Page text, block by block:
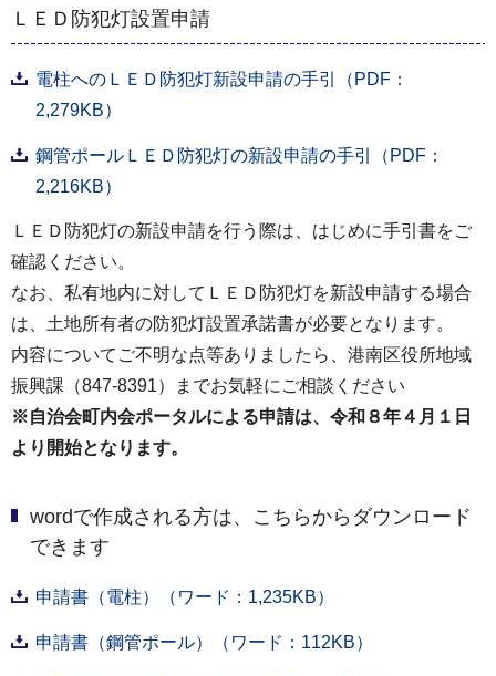
ＬＥＤ防犯灯設置申請
電柱へのＬＥＤ防犯灯新設申請の手引（PDF：
2,279KB）
鋼管ポールＬＥＤ防犯灯の新設申請の手引（PDF：
2,216KB）
ＬＥＤ防犯灯の新設申請を行う際は、はじめに手引書をご
確認ください。
なお、私有地内に対してＬＥＤ防犯灯を新設申請する場合
は、土地所有者の防犯灯設置承諾書が必要となります。
内容についてご不明な点等ありましたら、港南区役所地域
振興課（847-8391）までお気軽にご相談ください
※自治会町内会ポータルによる申請は、令和８年４月１日
より開始となります。
wordで作成される方は、こちらからダウンロード
できます
申請書（電柱）（ワード：1,235KB）
申請書（鋼管ポール）（ワード：112KB）